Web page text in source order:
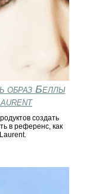
образ Беллы
создать
в референс, как